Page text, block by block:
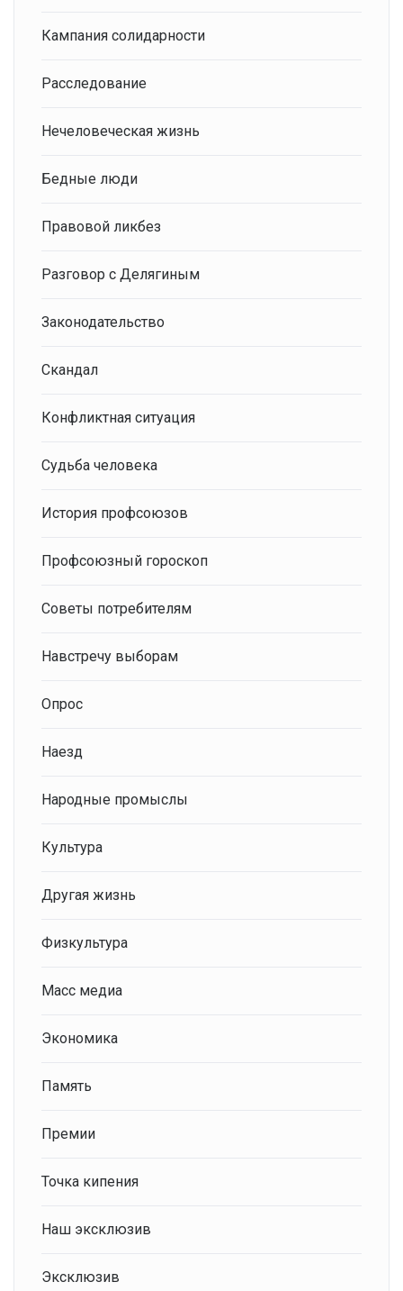
Кампания солидарности
Расследование
Нечеловеческая жизнь
Бедные люди
Правовой ликбез
Разговор с Делягиным
Законодательство
Скандал
Конфликтная ситуация
Судьба человека
История профсоюзов
Профсоюзный гороскоп
Советы потребителям
Навстречу выборам
Опрос
Наезд
Народные промыслы
Культура
Другая жизнь
Физкультура
Масс медиа
Экономика
Память
Премии
Точка кипения
Наш эксклюзив
Эксклюзив